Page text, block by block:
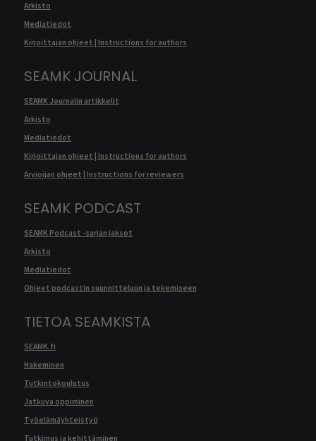
Arkisto
Mediatiedot
Kirjoittajan ohjeet | Instructions for authors
SEAMK JOURNAL
SEAMK Journalin artikkelit
Arkisto
Mediatiedot
Kirjoittajan ohjeet | Instructions for authors
Arvioijan ohjeet | Instructions for reviewers
SEAMK PODCAST
SEAMK Podcast -sarjan jaksot
Arkisto
Mediatiedot
Ohjeet podcastin suunnitteluun ja tekemiseen
TIETOA SEAMKISTA
SEAMK.fi
Hakeminen
Tutkintokoulutus
Jatkuva oppiminen
Työelämäyhteistyö
Tutkimus ja kehittäminen